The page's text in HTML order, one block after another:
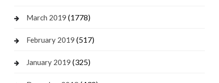
March 2019 (1778)
February 2019 (517)
January 2019 (325)